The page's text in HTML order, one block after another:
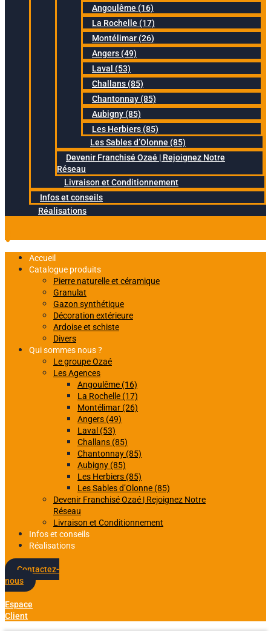
Angoulême (16)
La Rochelle (17)
Montélimar (26)
Angers (49)
Laval (53)
Challans (85)
Chantonnay (85)
Aubigny (85)
Les Herbiers (85)
Les Sables d’Olonne (85)
Devenir Franchisé Ozaé | Rejoignez Notre
Réseau
Livraison et Conditionnement
Infos et conseils
Réalisations
Accueil
Catalogue produits
Pierre naturelle et céramique
Granulat
Gazon synthétique
Décoration extérieure
Ardoise et schiste
Divers
Qui sommes nous ?
Le groupe Ozaé
Les Agences
Angoulême (16)
La Rochelle (17)
Montélimar (26)
Angers (49)
Laval (53)
Challans (85)
Chantonnay (85)
Aubigny (85)
Les Herbiers (85)
Les Sables d’Olonne (85)
Devenir Franchisé Ozaé | Rejoignez Notre
Réseau
Livraison et Conditionnement
Infos et conseils
Réalisations
Contactez-
nous
Espace
Client